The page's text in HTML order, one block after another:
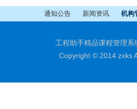
通知公告 新闻资讯 机构
工程助手精品课程管理
Copyright © 2014